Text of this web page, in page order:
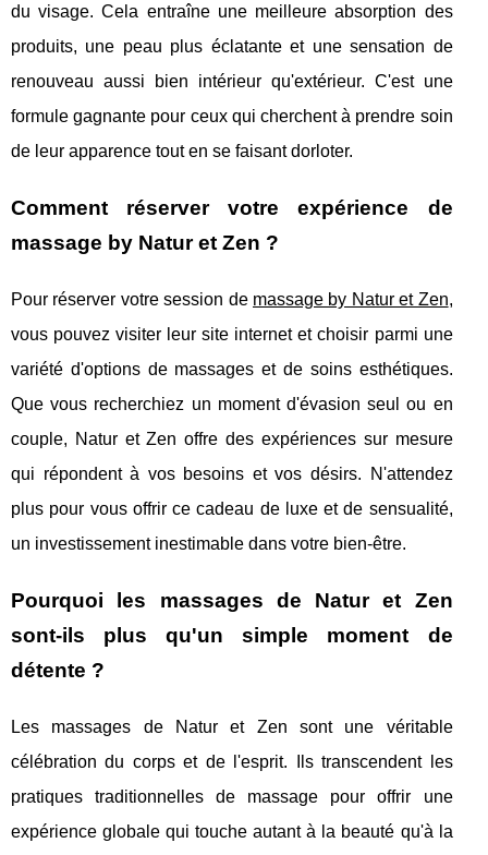
du visage. Cela entraîne une meilleure absorption des
produits, une peau plus éclatante et une sensation de
renouveau aussi bien intérieur qu'extérieur. C'est une
formule gagnante pour ceux qui cherchent à prendre soin
de leur apparence tout en se faisant dorloter.
Comment réserver votre expérience de
massage by Natur et Zen ?
Pour réserver votre session de massage by Natur et Zen,
vous pouvez visiter leur site internet et choisir parmi une
variété d'options de massages et de soins esthétiques.
Que vous recherchiez un moment d'évasion seul ou en
couple, Natur et Zen offre des expériences sur mesure
qui répondent à vos besoins et vos désirs. N'attendez
plus pour vous offrir ce cadeau de luxe et de sensualité,
un investissement inestimable dans votre bien-être.
Pourquoi les massages de Natur et Zen
sont-ils plus qu'un simple moment de
détente ?
Les massages de Natur et Zen sont une véritable
célébration du corps et de l'esprit. Ils transcendent les
pratiques traditionnelles de massage pour offrir une
expérience globale qui touche autant à la beauté qu'à la